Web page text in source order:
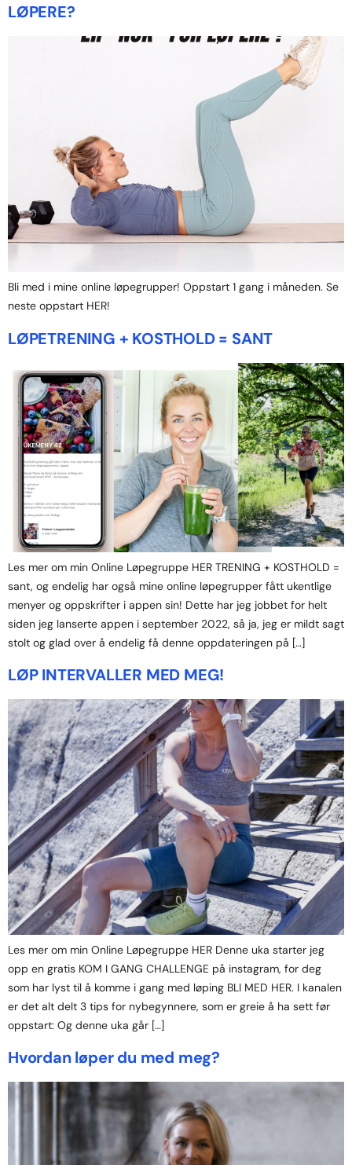
LØPERE?
Bli med i mine online løpegrupper! Oppstart 1 gang i måneden. Se
neste oppstart HER!
LØPETRENING + KOSTHOLD = SANT
Les mer om min Online Løpegruppe HER TRENING + KOSTHOLD =
sant, og endelig har også mine online løpegrupper fått ukentlige
menyer og oppskrifter i appen sin! Dette har jeg jobbet for helt
siden jeg lanserte appen i september 2022, så ja, jeg er mildt sagt
stolt og glad over å endelig få denne oppdateringen på […]
LØP INTERVALLER MED MEG!
Les mer om min Online Løpegruppe HER Denne uka starter jeg
opp en gratis KOM I GANG CHALLENGE på instagram, for deg
som har lyst til å komme i gang med løping BLI MED HER. I kanalen
er det alt delt 3 tips for nybegynnere, som er greie å ha sett før
oppstart: Og denne uka går […]
Hvordan løper du med meg?